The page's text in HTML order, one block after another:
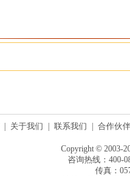
关于我们 联系我们 合作伙伴
Copyright © 2003-
咨询热线：400-
传真：